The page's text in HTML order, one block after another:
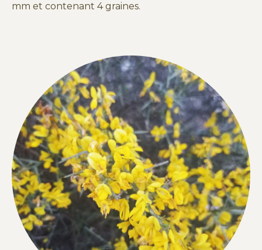
mm et contenant 4 graines.